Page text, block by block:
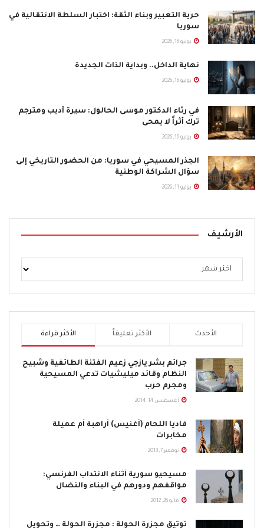
Department of education Office of Faith-based &
Syrian Christian For Peace hosted a forum under the
slogan “ Building Bridges Not Walls.” The Forum Was in
stand before the forum and addressed them with
" IT IS MY DISTINCT HONOR TO STAND BEFORE YOU TO
BRING ATTENTION TO THE SYRIAN CAUSE. I WOULD LIKE
ALL MUSLIMS, CHRISTIAN ORTHODOX, CATHOLICS AND
PROTESTANTS. THE PEOPLE OF SYRIA ARE DETERMINED
TO WIN THIS FIGHT FOR FREEDOM REGARDLESS OF
RELIGIOUS BELIEFS. MEN AND WOMEN OF SYRIA WILL
REMAIN VIGOUROUS IN THE FIGHT AGAINST THE BRUTAL
DICTATORIAL ASSAD.
حرية التعبير وبناء الثقة: اختبار السلطة الانتقالية في
سوريا
يوليو 16, 2026
نهاية الداخل.. وبداية الذات الجديدة
يوليو 16, 2026
في رثاء الدكتور موسى الحالول: سيرة أديب ومترجم
ترك أثراً لا يمحى
يوليو 16, 2026
الجذر المسيحي في سوريا: من الحضور التاريخي إلى
سؤال الشراكة الوطنية
يوليو 11, 2026
الأرشيف
الأكثر قراءة الأكثر تعليقاً الأحدث
جرائم بشر يازجي زعيم الفتنة الطائفية وشبيح
النظام وقائد ميليشيات تدعي المسيحية
ومجرم حرب
أغسطس 14, 2014
فاديا اللحام (أغنيس) أراهبة أم عميلة
مخابرات
نوفمبر 7, 2013
مسيحيو سورية أثناء الانتداب الفرنسي:
مواقفهم ودورهم في البناء والنضال
مايو 26, 2012
توثيق مجزرة الحولة : مجزرة الحولة … وتحويل